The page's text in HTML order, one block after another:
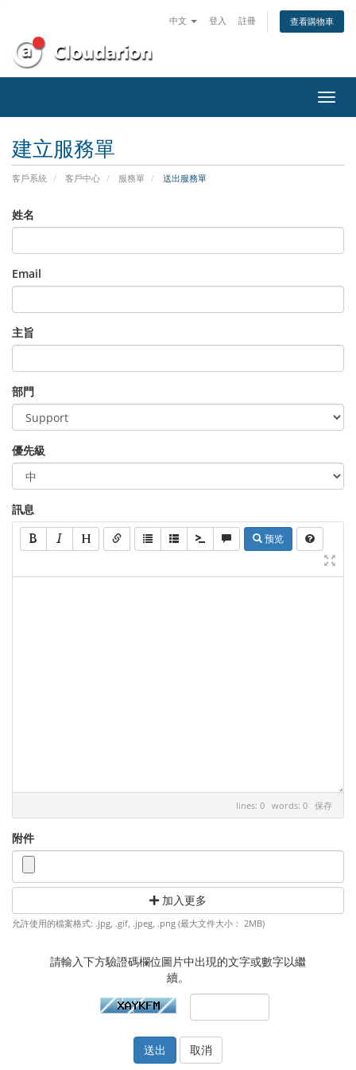
中文 登入 註冊 查看購物車
切
換
建立服務單
客戶系統 客戶中心 服務單 送出服務單
姓名
Email
主旨
部門
優先級
訊息
预览
lines: 0 words: 0 保存
附件
加入更多
允許使用的檔案格式: .jpg, .gif, .jpeg, .png (最大文件大小： 2MB)
請輸入下方驗證碼欄位圖片中出現的文字或數字以繼
續。
取消